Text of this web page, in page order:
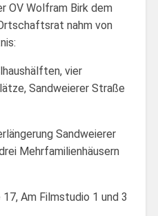
OV Wolfram Birk dem
nahm von
vier
Sandweierer Straße
Sandweierer
Mehrfamilienhäusern
Am Filmstudio 1 und 3